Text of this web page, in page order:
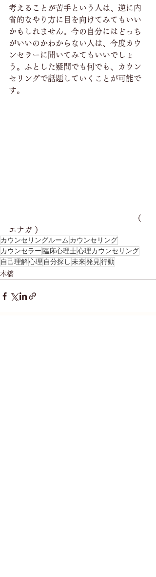
考えることが苦手という人は、逆に内
省的なやり方に目を向けてみてもいい
かもしれません。今の自分にはどっち
がいいのかわからない人は、今度カウ
ンセラーに聞いてみてもいいでしょ
う。ふとした疑問でも何でも、カウン
セリングで話題していくことが可能で
す。
（
エナガ ）
カウンセリングルーム カウンセリング
カウンセラー臨床心理士心理カウンセリング
自己理解心理 自分探し 未来発見行動
本橋